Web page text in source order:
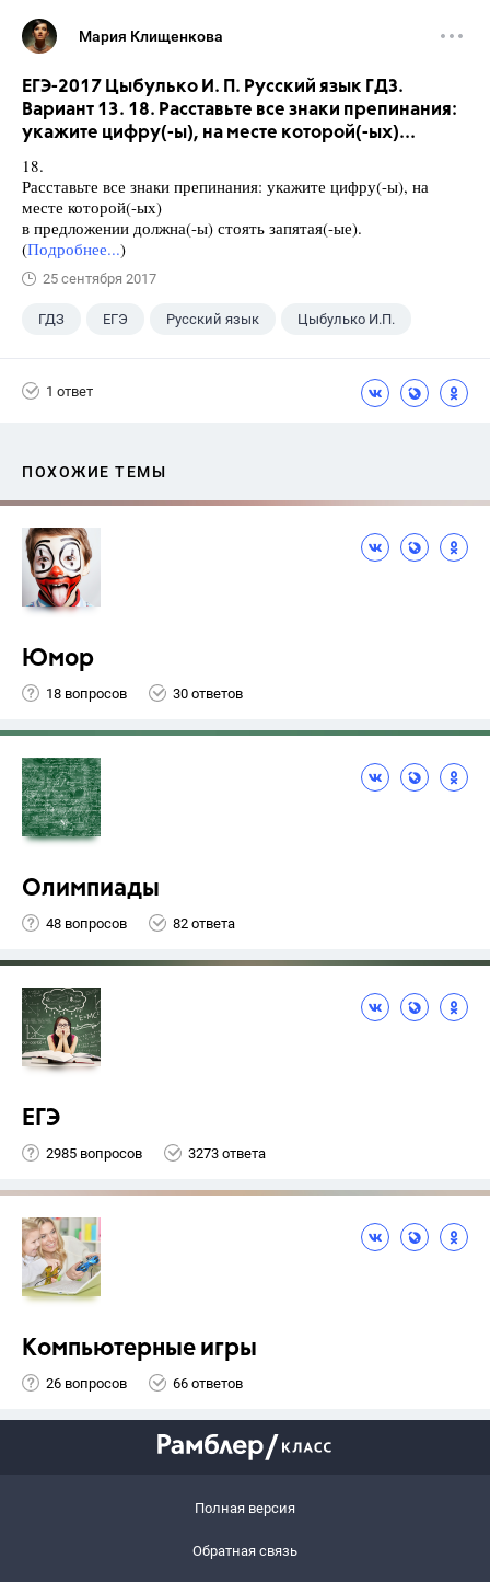
Мария Клищенкова
ЕГЭ-2017 Цыбулько И. П. Русский язык ГДЗ.
Вариант 13. 18. Расставьте все знаки препинания:
укажите цифру(-ы), на месте которой(-ых)...
18.
Расставьте все знаки препинания: укажите цифру(-ы), на
месте которой(-ых)
в предложении должна(-ы) стоять запятая(-ые).
(Подробнее...)
25 сентября 2017
ГДЗ ЕГЭ Русский язык Цыбулько И.П.
1 ответ
ПОХОЖИЕ ТЕМЫ
Юмор
18 вопросов 30 ответов
Олимпиады
48 вопросов 82 ответа
ЕГЭ
2985 вопросов 3273 ответа
Компьютерные игры
26 вопросов 66 ответов
Полная версия
Обратная связь